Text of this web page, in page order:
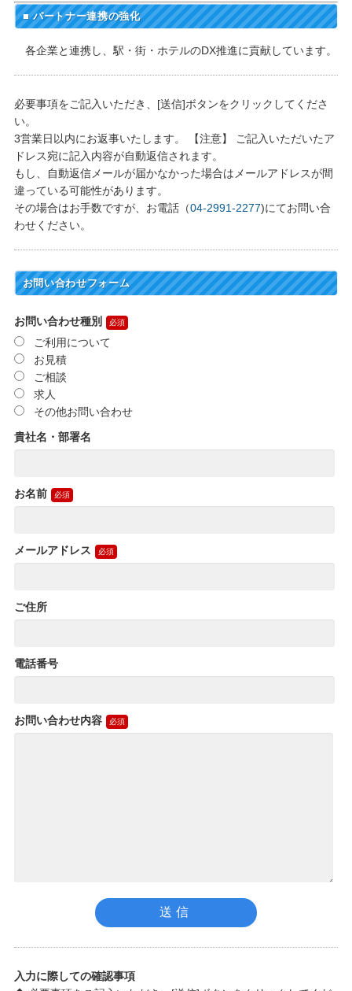
■ パートナー連携の強化
各企業と連携し、駅・街・ホテルのDX推進に貢献しています。
必要事項をご記入いただき、[送信]ボタンをクリックしてくださ
い。
3営業日以内にお返事いたします。 【注意】 ご記入いただいたア
ドレス宛に記入内容が自動返信されます。
もし、自動返信メールが届かなかった場合はメールアドレスが間
違っている可能性があります。
その場合はお手数ですが、お電話（04-2991-2277)にてお問い合
わせください。
お問い合わせフォーム
お問い合わせ種別
ご利用について
お見積
ご相談
求人
その他お問い合わせ
貴社名・部署名
お名前
メールアドレス
ご住所
電話番号
お問い合わせ内容
入力に際しての確認事項